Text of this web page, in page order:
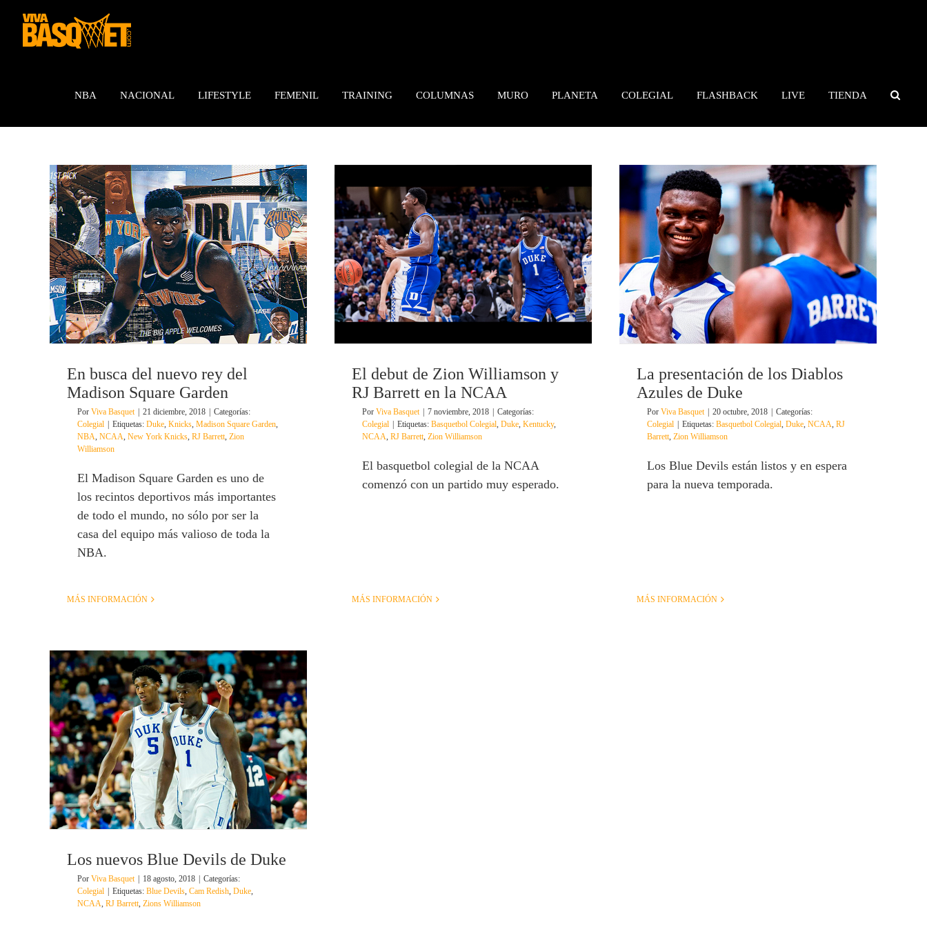
contenido
NBA NACIONAL LIFESTYLE FEMENIL TRAINING COLUMNAS MURO PLANETA COLEGIAL FLASHBACK LIVE TIENDA
En busca del nuevo rey del
Madison Square Garden
Por Viva Basquet 21 diciembre, 2018
Categorías:
Colegial
Etiquetas: Duke, Knicks, Madison Square Garden,
NBA, NCAA, New York Knicks, RJ Barrett, Zion
Williamson
El Madison Square Garden es uno de
los recintos deportivos más importantes
de todo el mundo, no sólo por ser la
casa del equipo más valioso de toda la
NBA.
MÁS INFORMACIÓN
El debut de Zion Williamson y
RJ Barrett en la NCAA
Por Viva Basquet 7 noviembre, 2018
Categorías:
Colegial
Etiquetas: Basquetbol Colegial, Duke, Kentucky,
NCAA, RJ Barrett, Zion Williamson
El basquetbol colegial de la NCAA
comenzó con un partido muy esperado.
MÁS INFORMACIÓN
La presentación de los Diablos
Azules de Duke
Por Viva Basquet 20 octubre, 2018
Categorías:
Colegial
Etiquetas: Basquetbol Colegial, Duke, NCAA, RJ
Barrett, Zion Williamson
Los Blue Devils están listos y en espera
para la nueva temporada.
MÁS INFORMACIÓN
Los nuevos Blue Devils de Duke
Por Viva Basquet 18 agosto, 2018
Categorías:
Colegial
Etiquetas: Blue Devils, Cam Redish, Duke,
NCAA, RJ Barrett, Zions Williamson